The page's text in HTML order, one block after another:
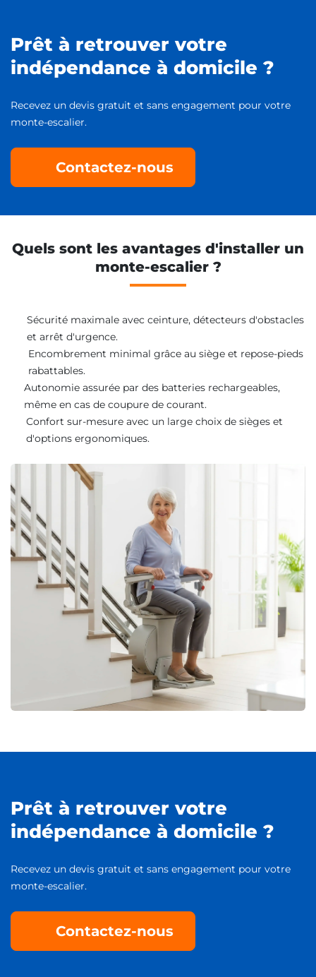
Prêt à retrouver votre
indépendance à domicile ?
Recevez un devis gratuit et sans engagement pour votre
monte-escalier.
Contactez-nous
Quels sont les avantages d'installer un
monte-escalier ?
Sécurité maximale avec ceinture, détecteurs d'obstacles
et arrêt d'urgence.
Encombrement minimal grâce au siège et repose-pieds
rabattables.
Autonomie assurée par des batteries rechargeables,
même en cas de coupure de courant.
Confort sur-mesure avec un large choix de sièges et
d'options ergonomiques.
Prêt à retrouver votre
indépendance à domicile ?
Recevez un devis gratuit et sans engagement pour votre
monte-escalier.
Contactez-nous